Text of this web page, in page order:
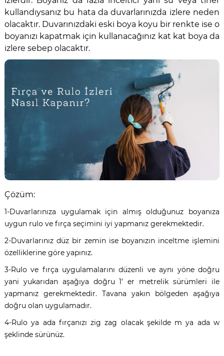
kullandıysanız bu hata da duvarlarınızda izlere neden
olacaktır. Duvarınızdaki eski boya koyu bir renkte ise o
boyanızı kapatmak için kullanacağınız kat kat boya da
izlere sebep olacaktır.
Çözüm:
1-Duvarlarınıza uygulamak için almış olduğunuz boyanıza
uygun rulo ve fırça seçimini iyi yapmanız gerekmektedir.
2-Duvarlarınız düz bir zemin ise boyanızın inceltme işlemini
özelliklerine göre yapınız.
3-Rulo ve fırça uygulamalarını düzenli ve aynı yöne doğru
yani yukarıdan aşağıya doğru 1’ er metrelik sürümleri ile
yapmanız gerekmektedir. Tavana yakın bölgeden aşağıya
doğru olan uygulamadır.
4-Rulo ya ada fırçanızı zig zag olacak şekilde m ya ada w
şeklinde sürünüz.